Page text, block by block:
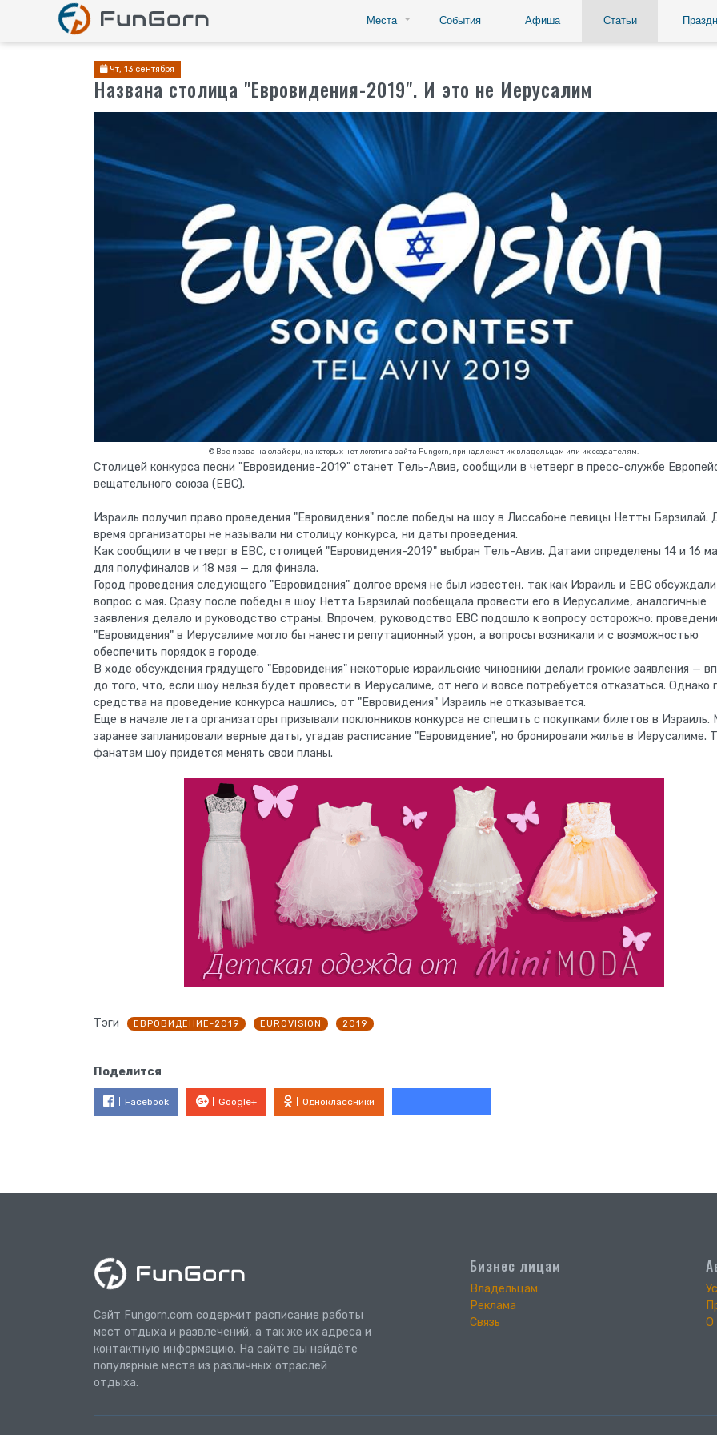
Места События Афиша Статьи
Чт, 13 сентября
Названа столица "Евровидения-2019". И это не Иерусалим
© Все права на флайеры, на которых нет логотипа сайта Fungorn, принадлежат их владельцам или их создателям.
Столицей конкурса песни "Евровидение-2019" станет Тель-Авив, сообщили в четверг в пресс-службе
вещательного союза (ЕВС).
Израиль получил право проведения "Евровидения" после победы на шоу в Лиссабоне певицы Нетты Барзилай.
время организаторы не называли ни столицу конкурса, ни даты проведения.
Как сообщили в четверг в ЕВС, столицей "Евровидения-2019" выбран Тель-Авив. Датами определены 14 и 16
для полуфиналов и 18 мая — для финала.
Город проведения следующего "Евровидения" долгое время не был известен, так как Израиль и ЕВС
вопрос с мая. Сразу после победы в шоу Нетта Барзилай пообещала провести его в Иерусалиме, аналогичные
заявления делало и руководство страны. Впрочем, руководство ЕВС подошло к вопросу осторожно:
"Евровидения" в Иерусалиме могло бы нанести репутационный урон, а вопросы возникали и с возможностью
обеспечить порядок в городе.
В ходе обсуждения грядущего "Евровидения" некоторые израильские чиновники делали громкие заявления —
до того, что, если шоу нельзя будет провести в Иерусалиме, от него и вовсе потребуется отказаться. Однако
средства на проведение конкурса нашлись, от "Евровидения" Израиль не отказывается.
Еще в начале лета организаторы призывали поклонников конкурса не спешить с покупками билетов в Израиль.
заранее запланировали верные даты, угадав расписание "Евровидение", но бронировали жилье в Иерусалиме.
фанатам шоу придется менять свои планы.
Тэги ЕВРОВИДЕНИЕ-2019 EUROVISION 2019
Поделится
Facebook Google+ Одноклассники
Сайт Fungorn.com содержит расписание работы
мест отдыха и развлечений, а так же их адреса и
контактную информацию. На сайте вы найдёте
популярные места из различных отраслей
отдыха.
Бизнес лицам
Владельцам
Реклама
Связь
О